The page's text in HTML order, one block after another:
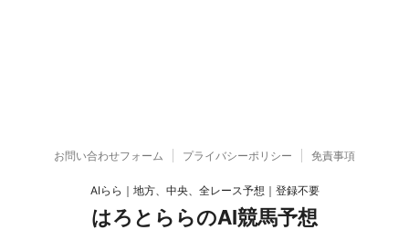
お問い合わせフォーム プライバシーポリシー 免責事項
AIらら｜地方、中央、全レース予想｜登録不要
はろとららのAI競馬予想